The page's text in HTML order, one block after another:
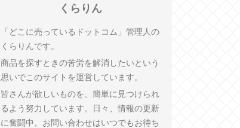
くらりん
「どこに売っているドットコム」管理人の
くらりんです。
商品を探すときの苦労を解消したいという
思いでこのサイトを運営しています。
皆さんが欲しいものを、簡単に見つけられ
るよう努力しています。日々、情報の更新
に奮闘中。お問い合わせはいつでもお待ち